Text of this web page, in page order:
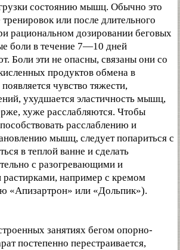
состоянию мышц. Обычно это
тренировок или после длительного
рациональном дозировании беговых
боли в течение 7—10 дней
Боли эти не опасны, связаны они со
продуктов обмена в
чувство тяжести,
ухудшается эластичность мышц,
хуже расслабляются. Чтобы
расслаблению и
мышц, следует попариться с
в теплой ванне и сделать
с разогревающими и
например с кремом
«Апизартрон» или «Дольпик»).
занятиях бегом опорно-
постепенно перестраивается,